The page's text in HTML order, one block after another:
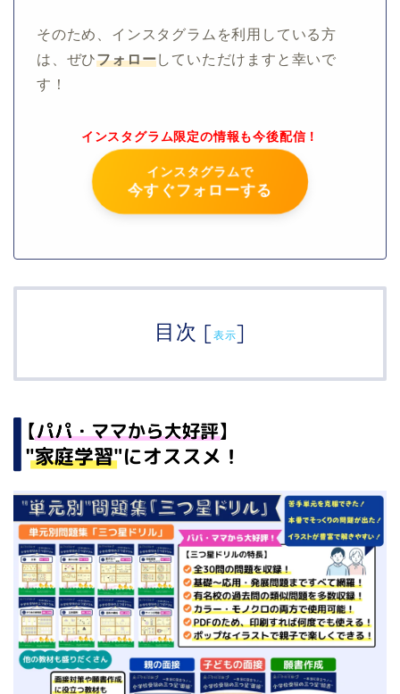
そのため、インスタグラムを利用している方
は、ぜひフォローしていただけますと幸いで
す！
インスタグラム限定の情報も今後配信！
インスタグラムで
今すぐフォローする
目次 [表示]